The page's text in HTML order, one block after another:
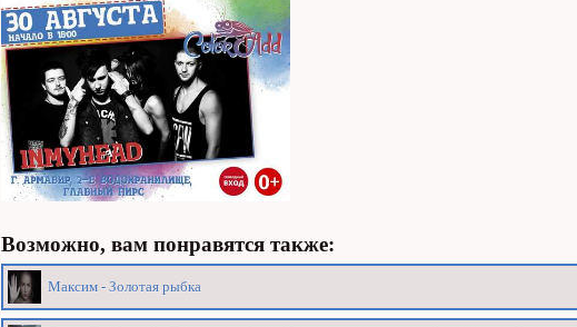
Возможно, вам понравятся также:
Максим - Золотая рыбка